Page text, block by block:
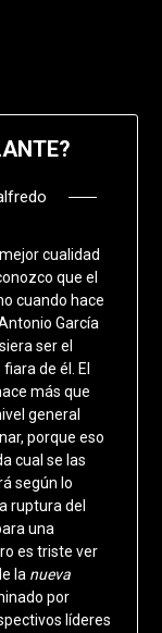
cualidad
que el
cuando hace
García
ser el
de él. El
más que
general
porque eso
cual se las
según lo
ruptura del
una
es triste ver
la nueva
por
líderes